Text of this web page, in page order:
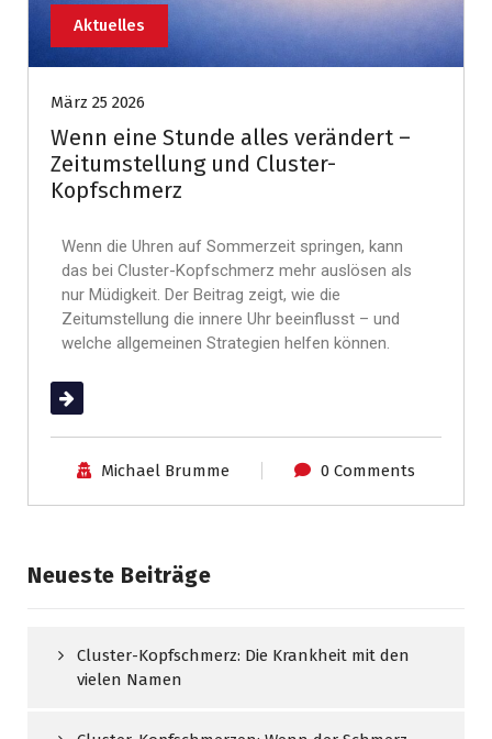
Aktuelles
März 25 2026
Wenn eine Stunde alles verändert –
Zeitumstellung und Cluster-
Kopfschmerz
Wenn die Uhren auf Sommerzeit springen, kann
das bei Cluster-Kopfschmerz mehr auslösen als
nur Müdigkeit. Der Beitrag zeigt, wie die
Zeitumstellung die innere Uhr beeinflusst – und
welche allgemeinen Strategien helfen können.
(mehr …)
Michael Brumme 0 Comments
Neueste Beiträge
Cluster-Kopfschmerz: Die Krankheit mit den
vielen Namen